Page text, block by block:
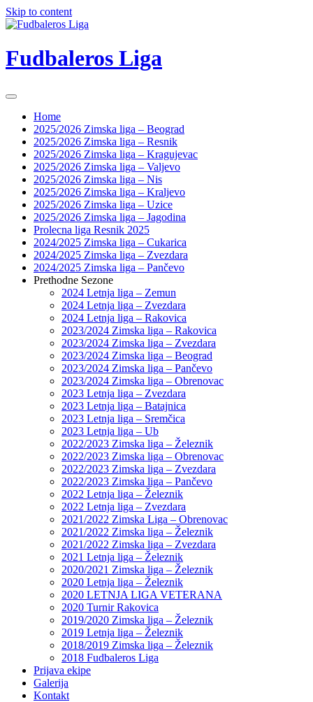
Skip to content
Fudbaleros Liga
Home
2025/2026 Zimska liga – Beograd
2025/2026 Zimska liga – Resnik
2025/2026 Zimska liga – Kragujevac
2025/2026 Zimska liga – Valjevo
2025/2026 Zimska liga – Nis
2025/2026 Zimska liga – Kraljevo
2025/2026 Zimska liga – Uzice
2025/2026 Zimska liga – Jagodina
Prolecna liga Resnik 2025
2024/2025 Zimska liga – Cukarica
2024/2025 Zimska liga – Zvezdara
2024/2025 Zimska liga – Pančevo
Prethodne Sezone
2024 Letnja liga – Zemun
2024 Letnja liga – Zvezdara
2024 Letnja liga – Rakovica
2023/2024 Zimska liga – Rakovica
2023/2024 Zimska liga – Zvezdara
2023/2024 Zimska liga – Beograd
2023/2024 Zimska liga – Pančevo
2023/2024 Zimska liga – Obrenovac
2023 Letnja liga – Zvezdara
2023 Letnja liga – Batajnica
2023 Letnja liga – Sremčica
2023 Letnja liga – Ub
2022/2023 Zimska liga – Železnik
2022/2023 Zimska liga – Obrenovac
2022/2023 Zimska liga – Zvezdara
2022/2023 Zimska liga – Pančevo
2022 Letnja liga – Železnik
2022 Letnja liga – Zvezdara
2021/2022 Zimska Liga – Obrenovac
2021/2022 Zimska liga – Železnik
2021/2022 Zimska liga – Zvezdara
2021 Letnja liga – Železnik
2020/2021 Zimska liga – Železnik
2020 Letnja liga – Železnik
2020 LETNJA LIGA VETERANA
2020 Turnir Rakovica
2019/2020 Zimska liga – Železnik
2019 Letnja liga – Železnik
2018/2019 Zimska liga – Železnik
2018 Fudbaleros Liga
Prijava ekipe
Galerija
Kontakt